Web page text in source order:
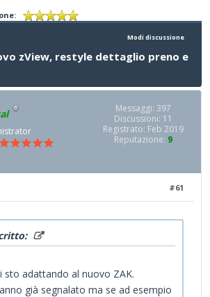
Modi discussione
zView, restyle dettaglio preno e
Messaggi: 397
Discussioni: 11
Registrato: Feb 2019
Reputazione: 9
#61
sto adattando al nuovo ZAK.
già segnalato ma se ad esempio